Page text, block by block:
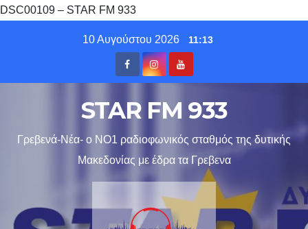
DSC00109 – STAR FM 933
10 Αυγούστου 2026 11:13
STAR FM 933
Γρεβενά-Νέα- ο ΝΟ1 ραδιοφωνικός σταθμός της δυτικής
Μακεδονίας με έδρα τα Γρεβενα